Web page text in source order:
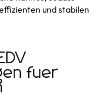
und stabilen
fuer